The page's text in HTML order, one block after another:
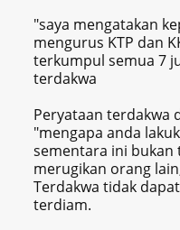
"saya mengatakan
mengurus KTP dan
terkumpul semua 7
terdakwa
Peryataan terdakwa
"mengapa anda
sementara ini bukan
merugikan orang
Terdakwa tidak
terdiam.